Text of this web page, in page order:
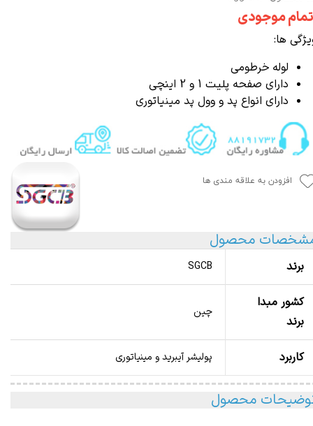
موجودی
ها:
لوله خرطومی
دارای صفحه پلیت
دارای انواع پد و وول پد مینیاتوری
افزودن به علاقه مندی ها
محصول
برند SGCB
کشور مبدا
برند
چین
کاربرد پولیشر آیبرید و مینیاتوری
محصول